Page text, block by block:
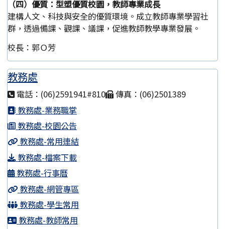
（四）優質：型塑優質校園，教師專業成長
建構人文、科技與安全的優質環境。成立教師專業學習社
群，透過備課、觀課、議課，促進教師教學專業發展。
校長：郭Ｏ芳
教務處
電話：(06)2591941#810
傳真：(06)2501389
教務處-業務職掌
教務處-校園公告
教務處-常用連結
教務處-檔案下載
教務處-行事曆
教務處-網管專區
教務處-學生常用
教務處-教師常用